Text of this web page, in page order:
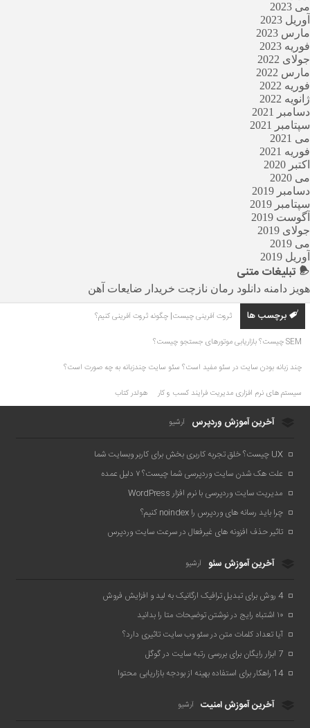
می 2023
آوریل 2023
مارس 2023
فوریه 2023
جولای 2022
مارس 2022
فوریه 2022
ژانویه 2022
دسامبر 2021
سپتامبر 2021
می 2021
فوریه 2021
اکتبر 2020
می 2020
دسامبر 2019
سپتامبر 2019
آگوست 2019
جولای 2019
می 2019
آوریل 2019
تبلیغاتمتنی
هویز دامنه دانلود رمان نازچت خریدار ضایعات آهن
برچسب ها ثروت آفرینی چیست| چگونه ثروت آفرینی کنیم؟
SEM چیست؟ بازاریابی موتورهای جستجو چیست؟
چند زبانه بودن سایت در سئو مفید است؟ سئو سایت چندزبانه به چه صورت است؟
سیستم های نرم افزاری مدیریت فرایند کسب و کار هولدر کتاب
آخرین آموزش وردپرس آرشیو
UX چیست؟ خلق تجربه کاربری بخش برای کاربر وبسایت شما
علت هک شدن سایت وردپرسی شما چیست؟ ۷ دلیل عمده
مدیریت سایت وردپرسی با نرم افزار WordPress
چرا باید رسانه های وردپرس را noindex کنیم؟
تاثیر حذف افزونه های غیرفعال در سرعت سایت وردپرس
آخرین آموزش سئو آرشیو
4 روش برای تبدیل ترافیک ارگانیک به لید و افزایش فروش
۱۰ اشتباه رایج در نوشتن توضیحات متا را بدانید
آیا تعداد کلمات متن در سئو وب سایت تاثیری دارد؟
7 ابزار رایگان برای بررسی رتبه سایت در گوگل
14 راهکار برای استفاده بهینه از بودجه بازاریابی محتوا
آخرین آموزش امنیت آرشیو